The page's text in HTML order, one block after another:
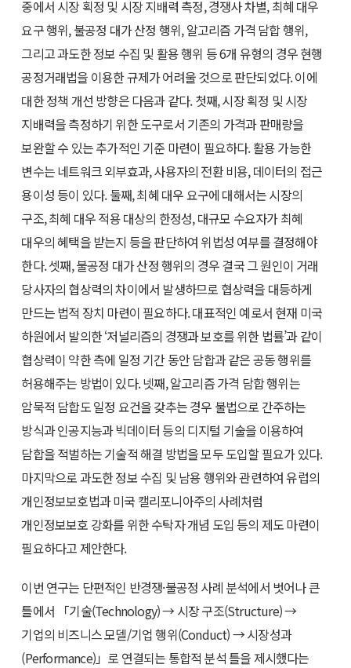
중에서 시장 획정 및 시장 지배력 측정, 경쟁사 차별, 최혜 대우
요구 행위, 불공정 대가 산정 행위, 알고리즘 가격 담합 행위,
그리고 과도한 정보 수집 및 활용 행위 등 6개 유형의 경우 현행
공정거래법을 이용한 규제가 어려울 것으로 판단되었다. 이에
대한 정책 개선 방향은 다음과 같다. 첫째, 시장 획정 및 시장
지배력을 측정하기 위한 도구로서 기존의 가격과 판매량을
보완할 수 있는 추가적인 기준 마련이 필요하다. 활용 가능한
변수는 네트워크 외부효과, 사용자의 전환 비용, 데이터의 접근
용이성 등이 있다. 둘째, 최혜 대우 요구에 대해서는 시장의
구조, 최혜 대우 적용 대상의 한정성, 대규모 수요자가 최혜
대우의 혜택을 받는지 등을 판단하여 위법성 여부를 결정해야
한다. 셋째, 불공정 대가 산정 행위의 경우 결국 그 원인이 거래
당사자의 협상력의 차이에서 발생하므로 협상력을 대등하게
만드는 법적 장치 마련이 필요하다. 대표적인 예로서 현재 미국
하원에서 발의한 ‘저널리즘의 경쟁과 보호를 위한 법률’과 같이
협상력이 약한 측에 일정 기간 동안 담합과 같은 공동 행위를
허용해주는 방법이 있다. 넷째, 알고리즘 가격 담합 행위는
암묵적 담합도 일정 요건을 갖추는 경우 불법으로 간주하는
방식과 인공지능과 빅데이터 등의 디지털 기술을 이용하여
담합을 적벌하는 기술적 해결 방법을 모두 도입할 필요가 있다.
마지막으로 과도한 정보 수집 및 남용 행위와 관련하여 유럽의
개인정보보호법과 미국 캘리포니아주의 사례처럼
개인정보보호 강화를 위한 수탁자 개념 도입 등의 제도 마련이
필요하다고 제안한다.
이번 연구는 단편적인 반경쟁·불공정 사례 분석에서 벗어나 큰
틀에서 「기술(Technology) → 시장 구조(Structure) →
기업의 비즈니스 모델/기업 행위(Conduct) → 시장성과
(Performance)」로 연결되는 통합적 분석 틀을 제시했다는